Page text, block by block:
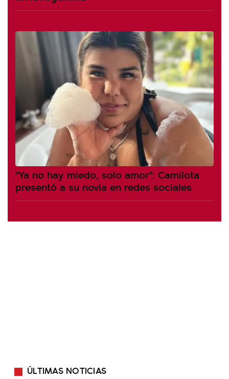
"Ya no hay miedo, solo amor": Camilota
presentó a su novia en redes sociales
ÚLTIMAS NOTICIAS